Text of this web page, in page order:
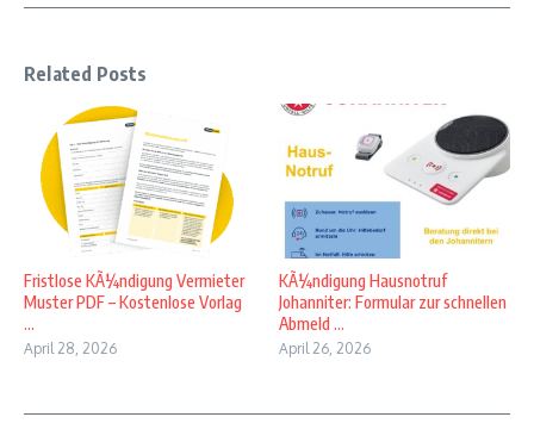
Related Posts
Fristlose KÃ¼ndigung Vermieter
Muster PDF – Kostenlose Vorlag
...
April 28, 2026
KÃ¼ndigung Hausnotruf
Johanniter: Formular zur schnellen
Abmeld ...
April 26, 2026